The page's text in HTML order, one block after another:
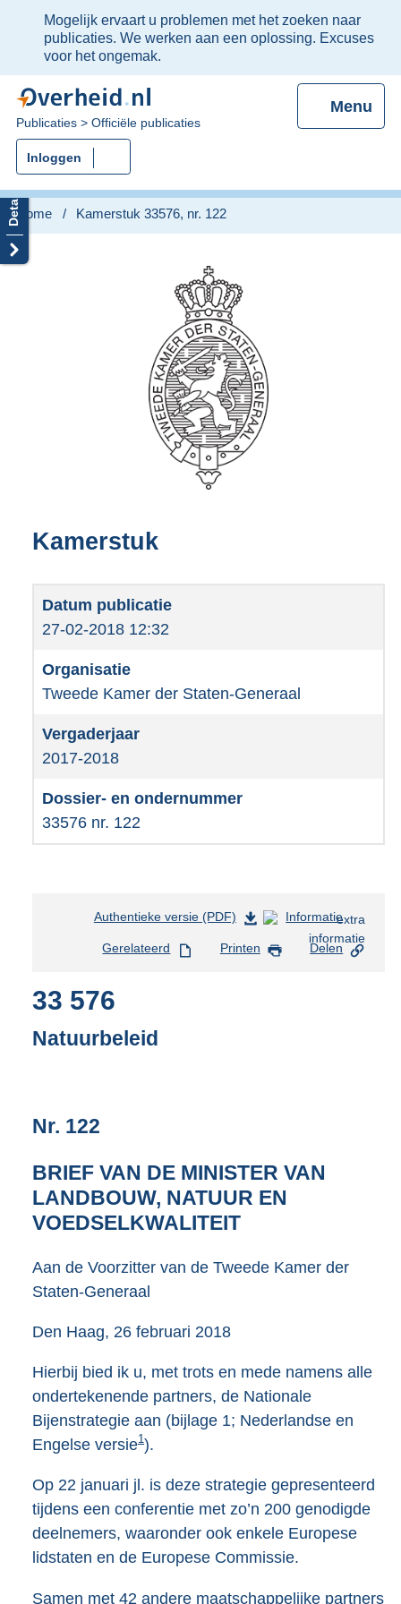
Ter
informatie:
Mogelijk ervaart u problemen met het zoeken naar
publicaties. We werken aan een oplossing. Excuses
voor het ongemak.
Menu
U
bent
nu
hier:
Publicaties Officiële publicaties
Inloggen
Home Kamerstuk 33576, nr. 122
Kamerstuk
27-02-2018 12:32
Tweede Kamer der Staten-Generaal
2017-2018
33576 nr. 122
Authentieke versie (PDF)
s
e
:
3
b
Informatie
Gerelateerd Printen Delen
33 576
Natuurbeleid
Nr. 122
BRIEF VAN DE MINISTER VAN
LANDBOUW, NATUUR EN
VOEDSELKWALITEIT
Aan de Voorzitter van de Tweede Kamer der
Staten-Generaal
Den Haag, 26 februari 2018
Hierbij bied ik u, met trots en mede namens alle
ondertekenende partners, de Nationale
Bijenstrategie aan (bijlage 1; Nederlandse en
Engelse versie1).
Op 22 januari jl. is deze strategie gepresenteerd
tijdens een conferentie met zo’n 200 genodigde
deelnemers, waaronder ook enkele Europese
lidstaten en de Europese Commissie.
Samen met 42 andere maatschappelijke partners